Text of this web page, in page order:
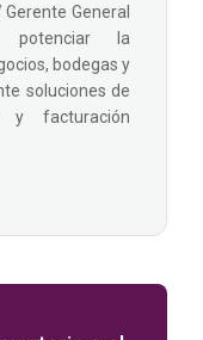
General
potenciar la
bodegas y
soluciones de
y facturación